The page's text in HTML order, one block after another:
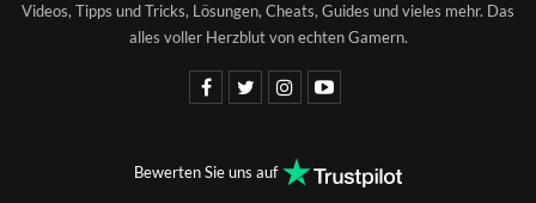
Videos, Tipps und Tricks, Lösungen, Cheats, Guides und vieles mehr. Das
alles voller Herzblut von echten Gamern.
Bewerten Sie uns auf